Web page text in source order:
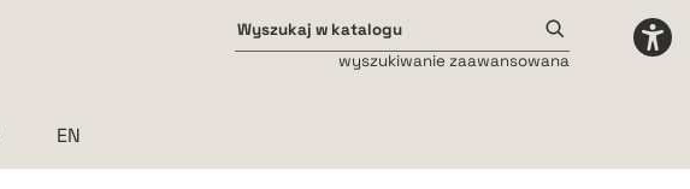
wyszukiwanie zaawansowana